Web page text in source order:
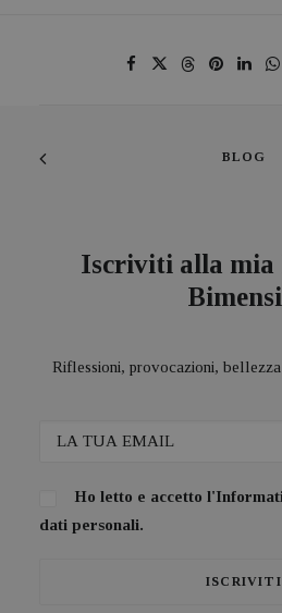
BLOG
Iscriviti alla mia
Riflessioni, provocazioni,
Ho letto e accetto l'
dati personali.